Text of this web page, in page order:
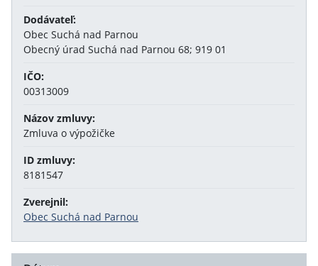
Dodávateľ:
Obec Suchá nad Parnou
Obecný úrad Suchá nad Parnou 68; 919 01
IČO:
00313009
Názov zmluvy:
Zmluva o výpožičke
ID zmluvy:
8181547
Zverejnil:
Obec Suchá nad Parnou